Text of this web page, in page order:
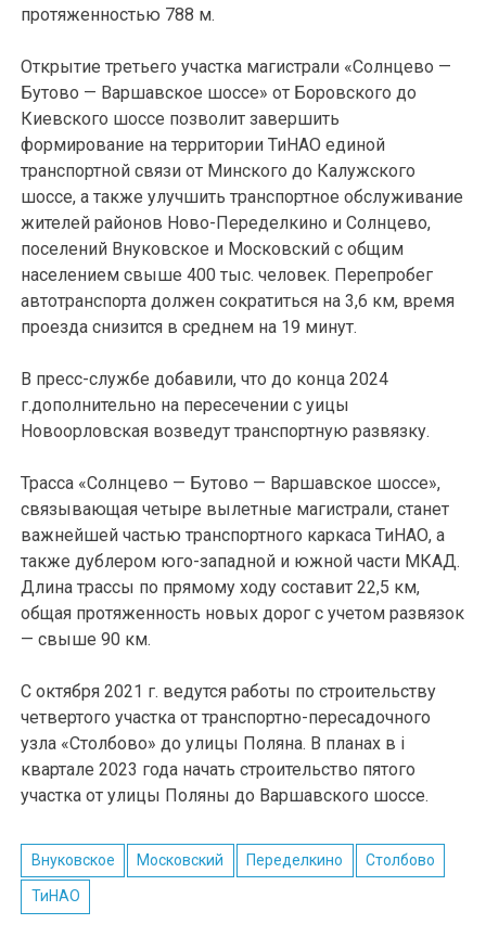
протяженностью 788 м.
Открытие третьего участка магистрали «Солнцево —
Бутово — Варшавское шоссе» от Боровского до
Киевского шоссе позволит завершить
формирование на территории ТиНАО единой
транспортной связи от Минского до Калужского
шоссе, а также улучшить транспортное обслуживание
жителей районов Ново-Переделкино и Солнцево,
поселений Внуковское и Московский с общим
населением свыше 400 тыс. человек. Перепробег
автотранспорта должен сократиться на 3,6 км, время
проезда снизится в среднем на 19 минут.
В пресс-службе добавили, что до конца 2024
г.дополнительно на пересечении с уицы
Новоорловская возведут транспортную развязку.
Трасса «Солнцево — Бутово — Варшавское шоссе»,
связывающая четыре вылетные магистрали, станет
важнейшей частью транспортного каркаса ТиНАО, а
также дублером юго-западной и южной части МКАД.
Длина трассы по прямому ходу составит 22,5 км,
общая протяженность новых дорог с учетом развязок
— свыше 90 км.
С октября 2021 г. ведутся работы по строительству
четвертого участка от транспортно-пересадочного
узла «Столбово» до улицы Поляна. В планах в i
квартале 2023 года начать строительство пятого
участка от улицы Поляны до Варшавского шоссе.
Внуковское Московский Переделкино Столбово
ТиНАО